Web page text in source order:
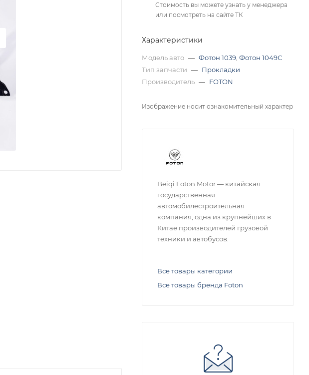
Стоимость вы можете узнать у менеджера
или посмотреть на сайте ТК
Характеристики
Модель авто — Фотон 1039 Фотон 1049С
Тип запчасти — Прокладки
Производитель — FOTON
Изображение носит ознакомительный характер
Beiqi Foton Motor — китайская
государственная
автомобилестроительная
компания, одна из крупнейших в
Китае производителей грузовой
техники и автобусов.
Все товары категории
Все товары бренда Foton